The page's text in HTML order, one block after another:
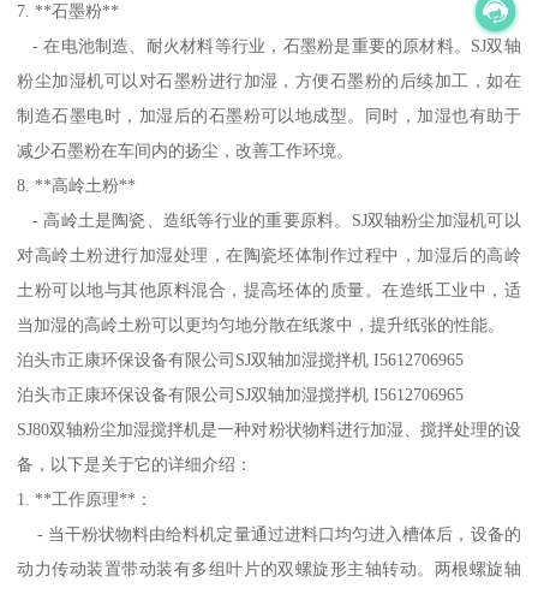
7. **石墨粉**
- 在电池制造、耐火材料等行业，石墨粉是重要的原材料。SJ双轴
粉尘加湿机可以对石墨粉进行加湿，方便石墨粉的后续加工，如在
制造石墨电时，加湿后的石墨粉可以地成型。同时，加湿也有助于
减少石墨粉在车间内的扬尘，改善工作环境。
8. **高岭土粉**
- 高岭土是陶瓷、造纸等行业的重要原料。SJ双轴粉尘加湿机可以
对高岭土粉进行加湿处理，在陶瓷坯体制作过程中，加湿后的高岭
土粉可以地与其他原料混合，提高坯体的质量。在造纸工业中，适
当加湿的高岭土粉可以更均匀地分散在纸浆中，提升纸张的性能。
泊头市正康环保设备有限公司SJ双轴加湿搅拌机 I5612706965
泊头市正康环保设备有限公司SJ双轴加湿搅拌机 I5612706965
SJ80双轴粉尘加湿搅拌机是一种对粉状物料进行加湿、搅拌处理的设
备，以下是关于它的详细介绍：
1. **工作原理**：
- 当干粉状物料由给料机定量通过进料口均匀进入槽体后，设备的
动力传动装置带动装有多组叶片的双螺旋形主轴转动。两根螺旋轴